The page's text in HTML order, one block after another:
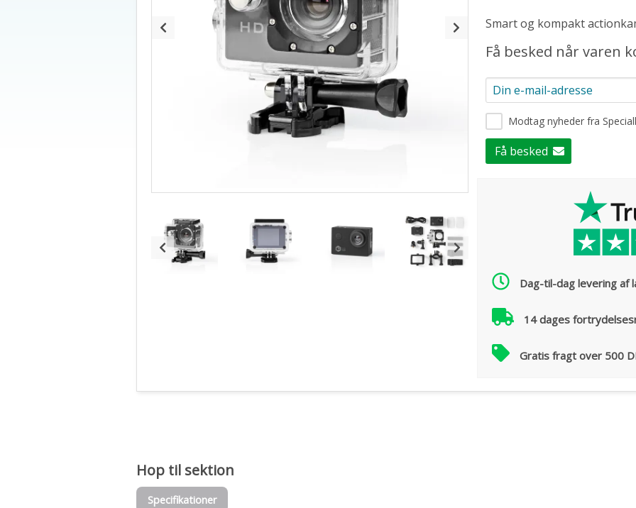
Smart og kompakt
Få besked når varen
Modtag nyheder fra
Få besked
Dag-til-dag levering af
14 dages
Gratis fragt over 500
Hop til sektion
Specifikationer